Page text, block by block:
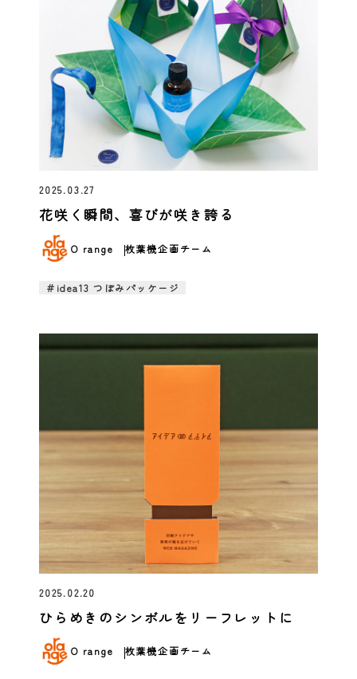
2025.03.27
花咲く瞬間、喜びが咲き誇る
O range 枚葉機企画チーム
＃idea13 つぼみパッケージ
2025.02.20
ひらめきのシンボルをリーフレットに
O range 枚葉機企画チーム